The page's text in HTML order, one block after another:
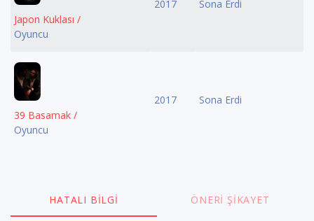
Japon Kuklası /
Oyuncu
2017 Sona Erdi
39 Basamak /
Oyuncu
2017 Sona Erdi
HATALI BILGI ÖNERI ŞIKAYET